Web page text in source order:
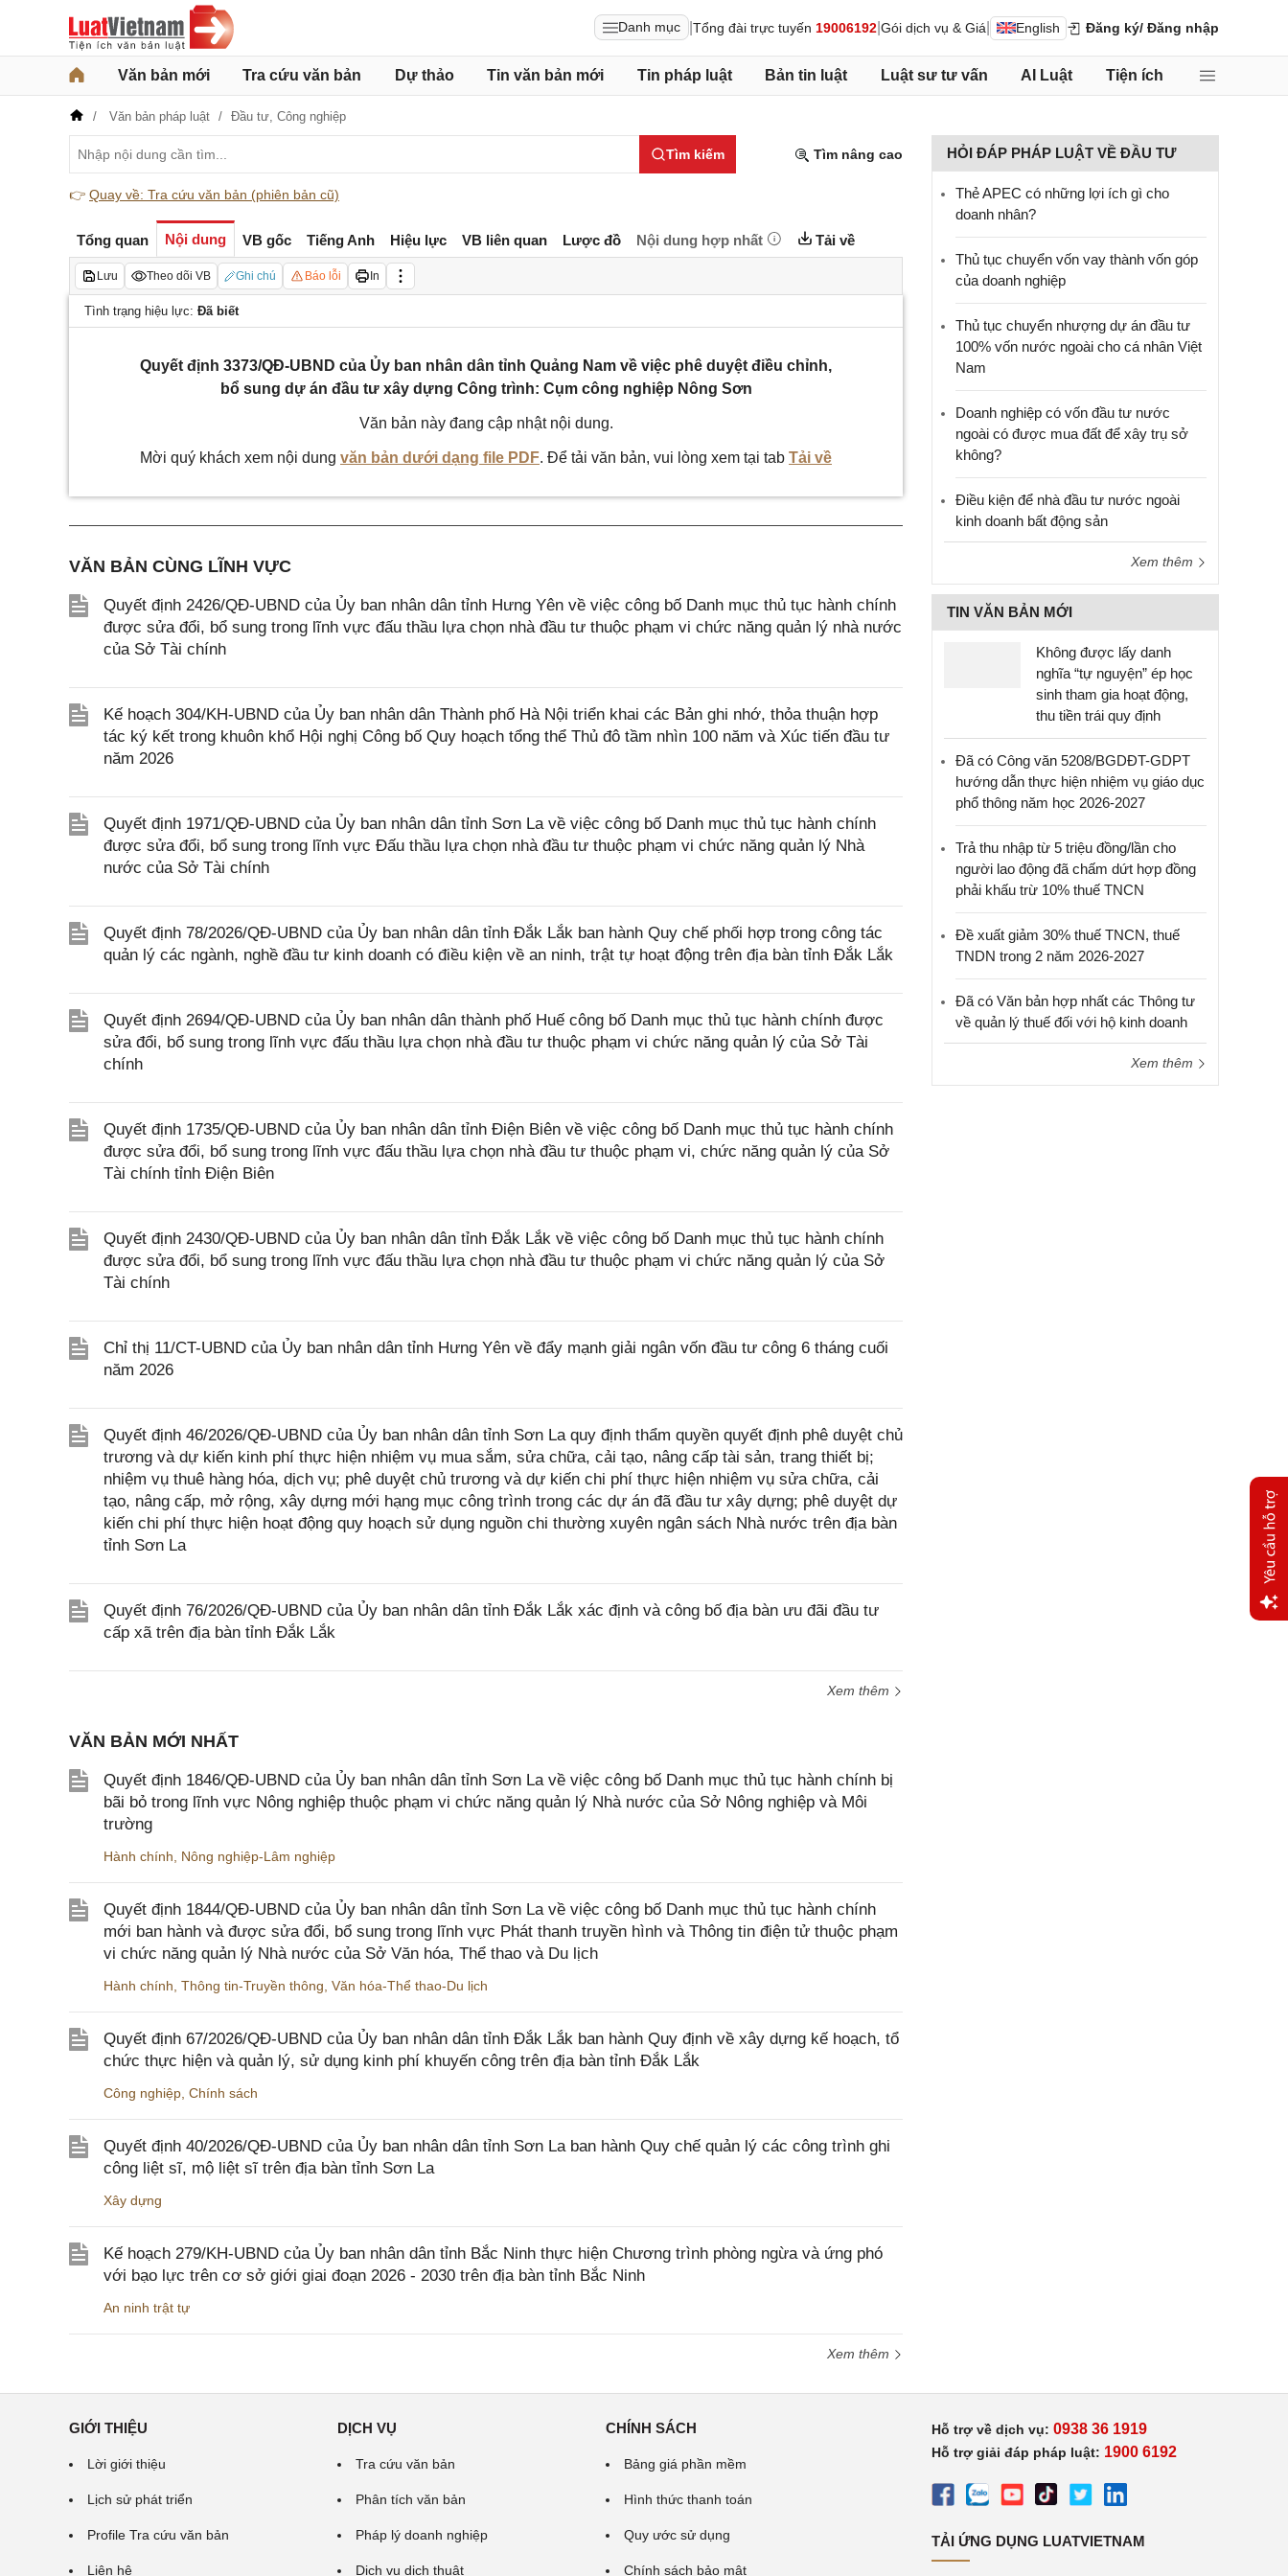
Danh mục Tổng đài trực tuyến 19006192 Gói dịch vụ & Giá English Đăng ký/ Đăng nhập
Văn bản mới Tra cứu văn bản Dự thảo Tin văn bản mới Tin pháp luật Bản tin luật Luật sư tư vấn AI Luật Tiện ích
Văn bản pháp luật Đầu tư, Công nghiệp
Tìm kiếm Tìm nâng cao
👉 Quay về: Tra cứu văn bản (phiên bản cũ)
Tổng quan Nội dung VB gốc Tiếng Anh Hiệu lực VB liên quan Lược đồ Nội dung hợp nhất Tải về
Lưu Theo dõi VB Ghi chú Báo lỗi In
Tình trạng hiệu lực: Đã biết
Quyết định 3373/QĐ-UBND của Ủy ban nhân dân tỉnh Quảng Nam về việc phê duyệt điều chỉnh,
bổ sung dự án đầu tư xây dựng Công trình: Cụm công nghiệp Nông Sơn
Văn bản này đang cập nhật nội dung.
Mời quý khách xem nội dung văn bản dưới dạng file PDF. Để tải văn bản, vui lòng xem tại tab Tải về
VĂN BẢN CÙNG LĨNH VỰC
Quyết định 2426/QĐ-UBND của Ủy ban nhân dân tỉnh Hưng Yên về việc công bố Danh mục thủ tục hành chính
được sửa đổi, bổ sung trong lĩnh vực đấu thầu lựa chọn nhà đầu tư thuộc phạm vi chức năng quản lý nhà nước
của Sở Tài chính
Kế hoạch 304/KH-UBND của Ủy ban nhân dân Thành phố Hà Nội triển khai các Bản ghi nhớ, thỏa thuận hợp
tác ký kết trong khuôn khổ Hội nghị Công bố Quy hoạch tổng thể Thủ đô tầm nhìn 100 năm và Xúc tiến đầu tư
năm 2026
Quyết định 1971/QĐ-UBND của Ủy ban nhân dân tỉnh Sơn La về việc công bố Danh mục thủ tục hành chính
được sửa đổi, bổ sung trong lĩnh vực Đấu thầu lựa chọn nhà đầu tư thuộc phạm vi chức năng quản lý Nhà
nước của Sở Tài chính
Quyết định 78/2026/QĐ-UBND của Ủy ban nhân dân tỉnh Đắk Lắk ban hành Quy chế phối hợp trong công tác
quản lý các ngành, nghề đầu tư kinh doanh có điều kiện về an ninh, trật tự hoạt động trên địa bàn tỉnh Đắk Lắk
Quyết định 2694/QĐ-UBND của Ủy ban nhân dân thành phố Huế công bố Danh mục thủ tục hành chính được
sửa đổi, bổ sung trong lĩnh vực đấu thầu lựa chọn nhà đầu tư thuộc phạm vi chức năng quản lý của Sở Tài
chính
Quyết định 1735/QĐ-UBND của Ủy ban nhân dân tỉnh Điện Biên về việc công bố Danh mục thủ tục hành chính
được sửa đổi, bổ sung trong lĩnh vực đấu thầu lựa chọn nhà đầu tư thuộc phạm vi, chức năng quản lý của Sở
Tài chính tỉnh Điện Biên
Quyết định 2430/QĐ-UBND của Ủy ban nhân dân tỉnh Đắk Lắk về việc công bố Danh mục thủ tục hành chính
được sửa đổi, bổ sung trong lĩnh vực đấu thầu lựa chọn nhà đầu tư thuộc phạm vi chức năng quản lý của Sở
Tài chính
Chỉ thị 11/CT-UBND của Ủy ban nhân dân tỉnh Hưng Yên về đẩy mạnh giải ngân vốn đầu tư công 6 tháng cuối
năm 2026
Quyết định 46/2026/QĐ-UBND của Ủy ban nhân dân tỉnh Sơn La quy định thẩm quyền quyết định phê duyệt chủ
trương và dự kiến kinh phí thực hiện nhiệm vụ mua sắm, sửa chữa, cải tạo, nâng cấp tài sản, trang thiết bị;
nhiệm vụ thuê hàng hóa, dịch vụ; phê duyệt chủ trương và dự kiến chi phí thực hiện nhiệm vụ sửa chữa, cải
tạo, nâng cấp, mở rộng, xây dựng mới hạng mục công trình trong các dự án đã đầu tư xây dựng; phê duyệt dự
kiến chi phí thực hiện hoạt động quy hoạch sử dụng nguồn chi thường xuyên ngân sách Nhà nước trên địa bàn
tỉnh Sơn La
Quyết định 76/2026/QĐ-UBND của Ủy ban nhân dân tỉnh Đắk Lắk xác định và công bố địa bàn ưu đãi đầu tư
cấp xã trên địa bàn tỉnh Đắk Lắk
Xem thêm
VĂN BẢN MỚI NHẤT
Quyết định 1846/QĐ-UBND của Ủy ban nhân dân tỉnh Sơn La về việc công bố Danh mục thủ tục hành chính bị
bãi bỏ trong lĩnh vực Nông nghiệp thuộc phạm vi chức năng quản lý Nhà nước của Sở Nông nghiệp và Môi
trường
Hành chính Nông nghiệp-Lâm nghiệp
Quyết định 1844/QĐ-UBND của Ủy ban nhân dân tỉnh Sơn La về việc công bố Danh mục thủ tục hành chính
mới ban hành và được sửa đổi, bổ sung trong lĩnh vực Phát thanh truyền hình và Thông tin điện tử thuộc phạm
vi chức năng quản lý Nhà nước của Sở Văn hóa, Thể thao và Du lịch
Hành chính Thông tin-Truyền thông Văn hóa-Thể thao-Du lịch
Quyết định 67/2026/QĐ-UBND của Ủy ban nhân dân tỉnh Đắk Lắk ban hành Quy định về xây dựng kế hoạch, tổ
chức thực hiện và quản lý, sử dụng kinh phí khuyến công trên địa bàn tỉnh Đắk Lắk
Công nghiệp Chính sách
Quyết định 40/2026/QĐ-UBND của Ủy ban nhân dân tỉnh Sơn La ban hành Quy chế quản lý các công trình ghi
công liệt sĩ, mộ liệt sĩ trên địa bàn tỉnh Sơn La
Xây dựng
Kế hoạch 279/KH-UBND của Ủy ban nhân dân tỉnh Bắc Ninh thực hiện Chương trình phòng ngừa và ứng phó
với bạo lực trên cơ sở giới giai đoạn 2026 - 2030 trên địa bàn tỉnh Bắc Ninh
An ninh trật tự
Xem thêm
HỎI ĐÁP PHÁP LUẬT VỀ ĐẦU TƯ
Thẻ APEC có những lợi ích gì cho
doanh nhân?
Thủ tục chuyển vốn vay thành vốn góp
của doanh nghiệp
Thủ tục chuyển nhượng dự án đầu tư
100% vốn nước ngoài cho cá nhân Việt
Nam
Doanh nghiệp có vốn đầu tư nước
ngoài có được mua đất để xây trụ sở
không?
Điều kiện để nhà đầu tư nước ngoài
kinh doanh bất động sản
Xem thêm
TIN VĂN BẢN MỚI
Không được lấy danh
nghĩa “tự nguyện” ép học
sinh tham gia hoạt động,
thu tiền trái quy định
Đã có Công văn 5208/BGDĐT-GDPT
hướng dẫn thực hiện nhiệm vụ giáo dục
phổ thông năm học 2026-2027
Trả thu nhập từ 5 triệu đồng/lần cho
người lao động đã chấm dứt hợp đồng
phải khấu trừ 10% thuế TNCN
Đề xuất giảm 30% thuế TNCN, thuế
TNDN trong 2 năm 2026-2027
Đã có Văn bản hợp nhất các Thông tư
về quản lý thuế đối với hộ kinh doanh
Xem thêm
GIỚI THIỆU
Lời giới thiệu
Lịch sử phát triển
Profile Tra cứu văn bản
Liên hệ
DỊCH VỤ
Tra cứu văn bản
Phân tích văn bản
Pháp lý doanh nghiệp
Dịch vụ dịch thuật
CHÍNH SÁCH
Bảng giá phần mềm
Hình thức thanh toán
Quy ước sử dụng
Chính sách bảo mật
Hỗ trợ về dịch vụ: 0938 36 1919
Hỗ trợ giải đáp pháp luật: 1900 6192
TẢI ỨNG DỤNG LUATVIETNAM